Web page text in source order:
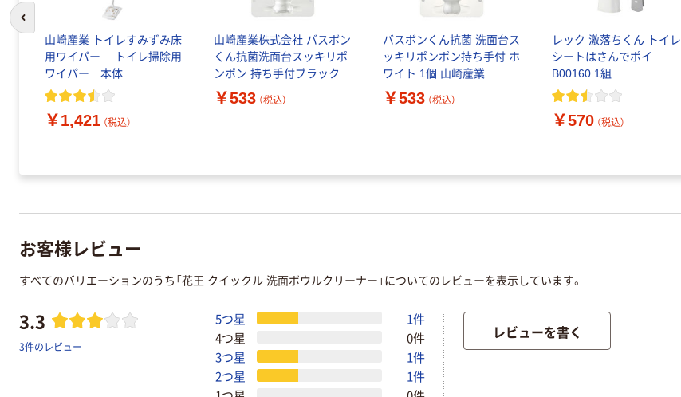
山崎産業 トイレすみずみ床
用ワイパー トイレ掃除用
ワイパー 本体
￥1,421 （税込）
山崎産業株式会社 バスボン
くん抗菌洗面台スッキリポ
ンポン 持ち手付ブラック
4903180252527 1個（直送
品）
￥533 （税込）
バスボンくん抗菌 洗面台ス
ッキリポンポン持ち手付 ホ
ワイト 1個 山崎産業
￥533 （税込）
レック 激落ちくん トイレ
シートはさんでポイ
B00160 1組
￥570 （税込）
お客様レビュー
すべてのバリエーションのうち「花王 クイックル 洗面ボウルクリーナー」についてのレビューを表示しています。
3.3
3件のレビュー
5つ星
1件
4つ星
0件
3つ星
1件
2つ星
1件
レビューを書く